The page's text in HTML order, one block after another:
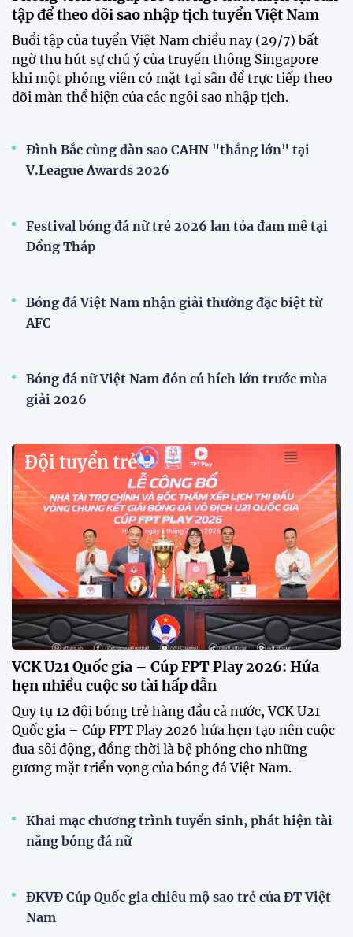
CLB Sông Lam Nghệ An chính thức có nhà tài trợ
mới
Tiền đạo Đình Bắc chốt tương lai sau tin đồn sang
Nhật Bản thi đấu
ĐKVĐ Cúp Quốc gia chiêu mộ sao trẻ của ĐT Việt
Đội tuyển Việt Nam
Xã Hùng Châu tưng bừng khai mạc giải bóng đá
truyền thống lần thứ VI
Giải bóng đá truyền thống xã Hùng Châu lần thứ VI
chính thức khởi tranh với sự tham gia của 14 đội
bóng, hứa hẹn mang đến những trận cầu hấp dẫn.
HLV Kim Sang Sik: "ĐT Việt Nam sẽ tung đội
hình mạnh nhất trước Campuchia"
CĐV vượt gần 80 km từ 5h30 sáng để mua vé xem
tuyển Việt Nam
Tuyển Việt Nam đối đầu Malaysia ở bán kết
ASEAN Cup 2026?
Đội tuyển Việt Nam được người hâm mộ chào đón
nồng nhiệt khi trở về Hà Nội
Đội tuyển nữ Việt Nam